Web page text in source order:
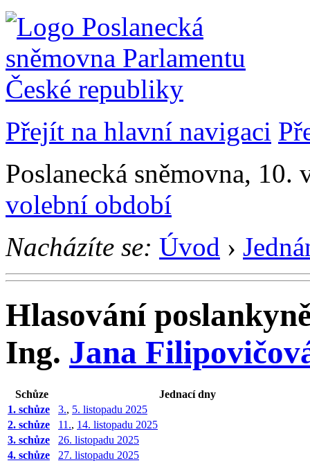
Přejít na hlavní navigaci
Poslanecká sněmovna,
volební období
Nacházíte se: Úvod ›
Hlasování
Ing. Jana
Schůze
Jednací dny
1. schůze
3., 5. listopadu 2025
2. schůze
11., 14. listopadu 2025
3. schůze
26. listopadu 2025
4. schůze
27. listopadu 2025